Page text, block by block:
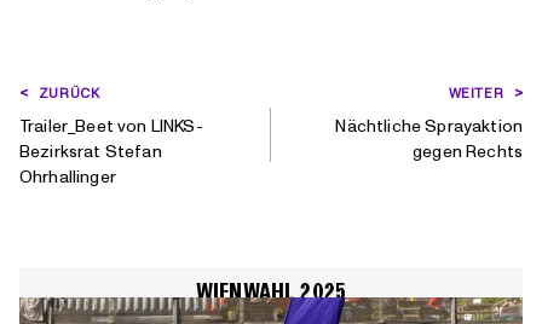
BEITRAGSNAVIGATION
ZURÜCK
Trailer_Beet von LINKS-
Bezirksrat Stefan
Ohrhallinger
WEITER
Nächtliche Sprayaktion
gegen Rechts
WIENWAHL 2025